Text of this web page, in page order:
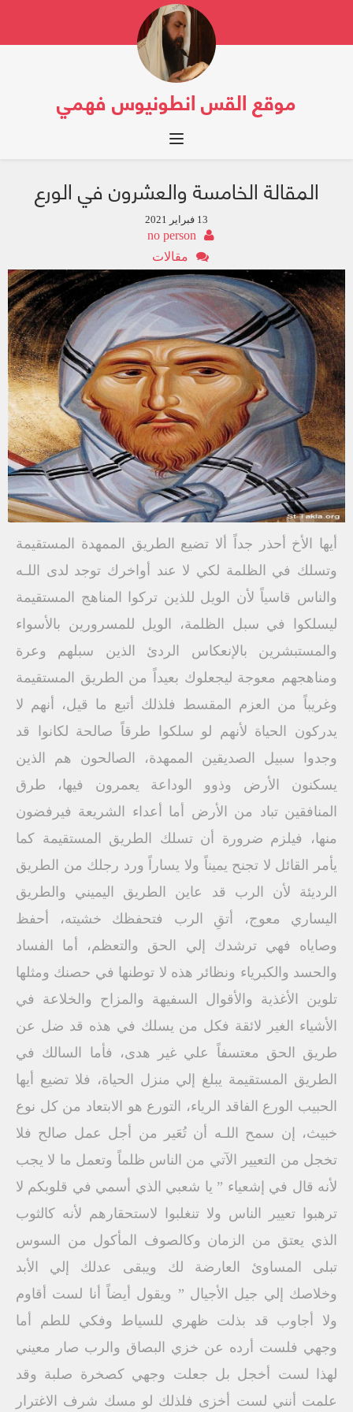
موقع القس انطونيوس فهمي
Toggle navigation
المقالة الخامسة والعشرون في الورع
13 فبراير 2021
no person
مقالات
أيها الأخ أحذر جداً ألا تضيع الطريق الممهدة المستقيمة
وتسلك في الظلمة لكي لا عند أواخرك توجد لدى اللـه
والناس قاسياً لأن الويل للذين تركوا المناهج المستقيمة
ليسلكوا في سبل الظلمة، الويل للمسرورين بالأسواء
والمستبشرين بالإنعكاس الردئ الذين سبلهم وعرة
ومناهجهم معوجة ليجعلوك بعيداً من الطريق المستقيمة
وغريباً من العزم المقسط فلذلك أتبع ما قيل، أنهم لا
يدركون الحياة لأنهم لو سلكوا طرقاً صالحة لكانوا قد
وجدوا سبيل الصديقين الممهدة، الصالحون هم الذين
يسكنون الأرض وذوو الوداعة يعمرون فيها، طرق
المنافقين تباد من الأرض أما أعداء الشريعة فيرفضون
منها، فيلزم ضرورة أن تسلك الطريق المستقيمة كما
يأمر القائل لا تجنح يميناً ولا يساراً ورد رجلك من الطريق
الرديئة لأن الرب قد عاين الطريق اليميني والطريق
اليساري معوج، أتقِ الرب فتحفظك خشيته، أحفظ
وصاياه فهي ترشدك إلي الحق والتعظم، أما الفساد
والحسد والكبرياء ونظائر هذه لا توطنها في حصنك ومثلها
تلوين الأغذية والأقوال السفيهة والمزاح والخلاعة في
الأشياء الغير لائقة فكل من يسلك في هذه قد ضل عن
طريق الحق معتسفاً علي غير هدى، فأما السالك في
الطريق المستقيمة يبلغ إلي منزل الحياة، فلا تضيع أيها
الحبيب الورع الفاقد الرياء، التورع هو الابتعاد من كل نوع
خبيث، إن سمح اللـه أن تُعَير من أجل عمل صالح فلا
تخجل من التعيير الآتي من الناس ظلماً وتعمل ما لا يجب
لأنه قال في إشعياء ” يا شعبي الذي أسمي في قلوبكم لا
ترهبوا تعيير الناس ولا تنغلبوا لاستحقارهم لأنه كالثوب
الذي يعتق من الزمان وكالصوف المأكول من السوس
تبلى المساوئ العارضة لك ويبقى عدلك إلي الأبد
وخلاصك إلي جيل الأجيال ” ويقول أيضاً أنا لست أقاوم
ولا أجاوب قد بذلت ظهري للسياط وفكي للطم أما
وجهي فلست أرده عن خزي البصاق والرب صار معيني
لهذا لست أخجل بل جعلت وجهي كصخرة صلبة وقد
علمت أنني لست أخزى فلذلك لو مسك شرف الاغترار